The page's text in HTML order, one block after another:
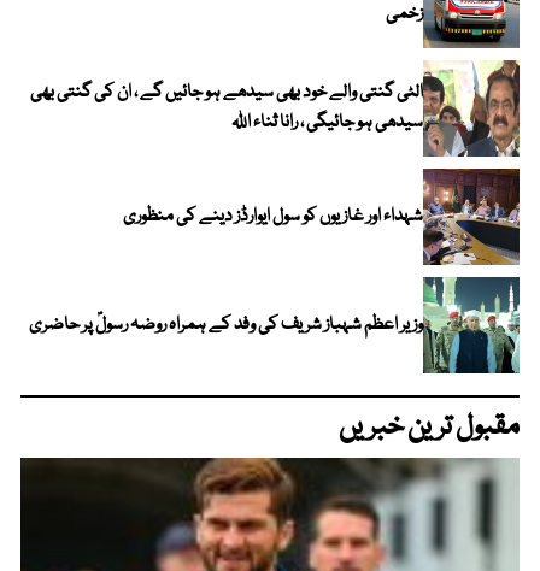
زخمی
الٹی گنتی والے خود بھی سیدھے ہو جائیں گے ، ان کی گنتی بھی
سیدھی ہو جائیگی ، رانا ثناء اللہ
شہداء اور غازیوں کو سول ایوارڈز دینے کی منظوری
وزیر اعظم شہباز شریف کی وفد کے ہمراہ روضہ رسولؐ پر حاضری
مقبول ترین خبریں